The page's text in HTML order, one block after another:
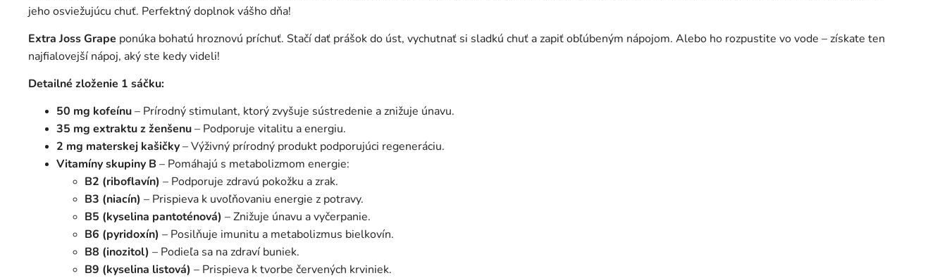
jeho osviežujúcu chuť. Perfektný doplnok vášho dňa!
Extra Joss Grape ponúka bohatú hroznovú príchuť. Stačí dať prášok do úst, vychutnať si sladkú chuť a zapiť obľúbeným nápojom. Alebo ho rozpustite vo vode – získate ten
najfialovejší nápoj, aký ste kedy videli!
Detailné zloženie 1 sáčku:
50 mg kofeínu– Prírodný stimulant, ktorý zvyšuje sústredenie a znižuje únavu.
35 mg extraktu z ženšenu– Podporuje vitalitu a energiu.
2 mg materskej kašičky– Výživný prírodný produkt podporujúci regeneráciu.
Vitamíny skupiny B– Pomáhajú s metabolizmom energie:
B2 (riboflavín) – Podporuje zdravú pokožku a zrak.
B3 (niacín) – Prispieva k uvoľňovaniu energie z potravy.
B5 (kyselina pantoténová) – Znižuje únavu a vyčerpanie.
B6 (pyridoxín) – Posilňuje imunitu a metabolizmus bielkovín.
B8 (inozitol) – Podieľa sa na zdraví buniek.
B9 (kyselina listová) – Prispieva k tvorbe červených krviniek.